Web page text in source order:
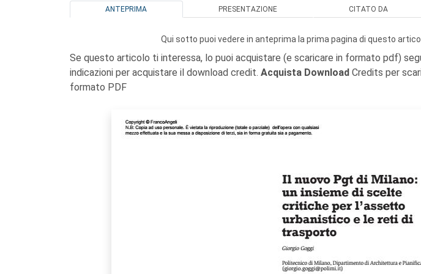
ANTEPRIMA PRESENTAZIONE CITATO DA
Qui sotto puoi vedere in anteprima la prima pagina di questo
Se questo articolo ti interessa, lo puoi acquistare (e scaricare in formato pdf)
indicazioni per acquistare il download credit. Acquista Download Credits per
formato PDF